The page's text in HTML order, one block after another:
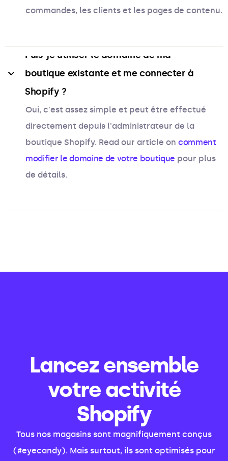
commandes, les clients et les pages de contenu.
Puis-je utiliser le domaine de ma
boutique existante et me connecter à
Shopify ?
Oui, c'est assez simple et peut être effectué
directement depuis l'administrateur de la
boutique Shopify. Read our article on comment
modifier le domaine de votre boutique pour plus
de détails.
Lancez ensemble
votre activité
Shopify
Tous nos magasins sont magnifiquement conçus
(#eyecandy). Mais surtout, ils sont optimisés pour